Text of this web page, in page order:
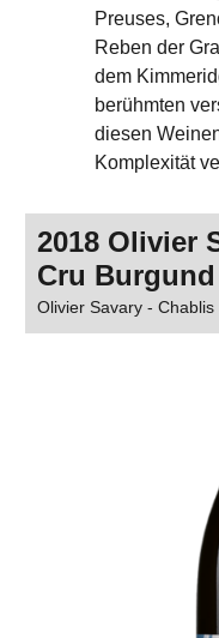
Preuses,
Reben der
dem
berühmten
diesen
Komplexität
2018 Olivier
Cru Burgund
Olivier Savary -